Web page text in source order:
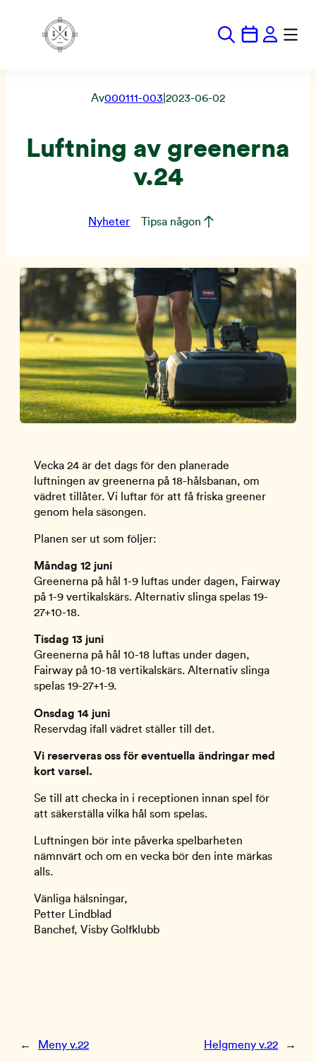
till
Av000111-003 2023-06-02
Luftning av greenerna
v.24
Nyheter Tipsa någon
Vecka 24 är det dags för den planerade
luftningen av greenerna på 18-hålsbanan, om
vädret tillåter. Vi luftar för att få friska greener
genom hela säsongen.
Planen ser ut som följer:
Måndag 12 juni
Greenerna på hål 1-9 luftas under dagen, Fairway
på 1-9 vertikalskärs. Alternativ slinga spelas 19-
27+10-18.
Tisdag 13 juni
Greenerna på hål 10-18 luftas under dagen,
Fairway på 10-18 vertikalskärs. Alternativ slinga
spelas 19-27+1-9.
Onsdag 14 juni
Reservdag ifall vädret ställer till det.
Vi reserveras oss för eventuella ändringar med
kort varsel.
Se till att checka in i receptionen innan spel för
att säkerställa vilka hål som spelas.
Luftningen bör inte påverka spelbarheten
nämnvärt och om en vecka bör den inte märkas
alls.
Vänliga hälsningar,
Petter Lindblad
Banchef, Visby Golfklubb
← Meny v.22 Helgmeny v.22 →